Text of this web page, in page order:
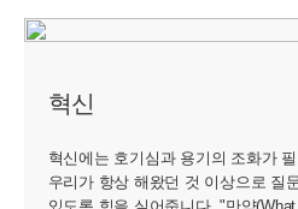
혁신
혁신에는 호기심과 용기의 조화가
우리가 항상 해왔던 것 이상으로 질